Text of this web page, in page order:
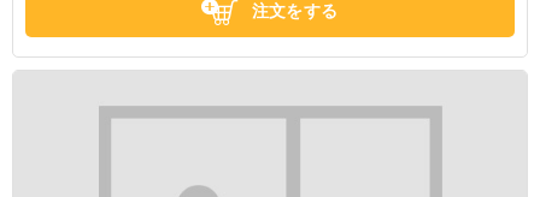
注文をする